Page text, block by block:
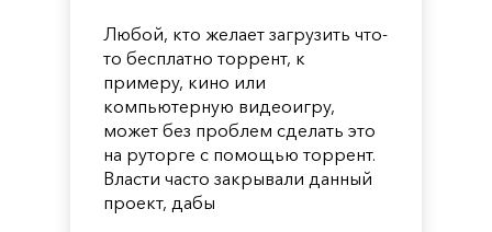
Любой, кто желает загрузить что-
то бесплатно торрент, к
примеру, кино или
компьютерную видеоигру,
может без проблем сделать это
на руторге с помощью торрент.
Власти часто закрывали данный
проект, дабы